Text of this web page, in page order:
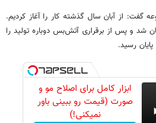
گفت: از آبان سال گذشته کار را آغاز کردیم.
جنگ ۱۲ روزه همزمان شد و پس از برقراری آتش‌بس دوباره تولید را
رسید.
ابزار کامل برای اصلاح مو و
صورت (قیمت رو ببینی باور
نمیکنی!)